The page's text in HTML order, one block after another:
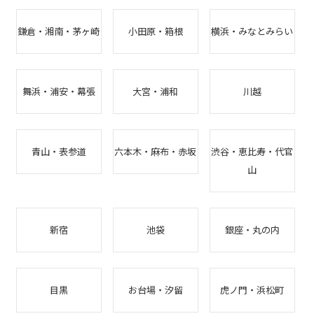
鎌倉・湘南・茅ヶ崎 小田原・箱根 横浜・みなとみらい
舞浜・浦安・幕張 大宮・浦和 川越
青山・表参道 六本木・麻布・赤坂
渋谷・恵比寿・代官
山
新宿 池袋 銀座・丸の内
目黒 お台場・汐留 虎ノ門・浜松町